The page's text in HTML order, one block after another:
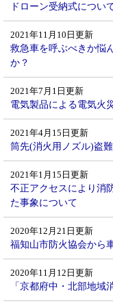
ドローン受納式につい
2021年11月10日更新
救急車を呼ぶべきか悩
か？
2021年7月1日更新
電気製品による電気火
2021年4月15日更新
筒先(消火用ノズル)盗
2021年1月15日更新
不正アクセスにより消
た事象について
2020年12月21日更新
福知山市防火協会から
2020年11月12日更新
「京都府中・北部地域